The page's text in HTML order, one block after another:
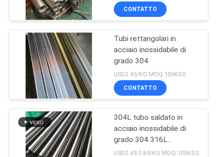
CONTATTO
Tubi rettangolari in
acciaio inossidabile di
grado 304
USD2.45/KG MOQ:100KGS
CONTATTO
304L tubo saldato in
acciaio inossidabile di
grado 304 316L
Dimensione OD: 50,8 mm
USD2.45-3.84/KG MOQ:100KGS